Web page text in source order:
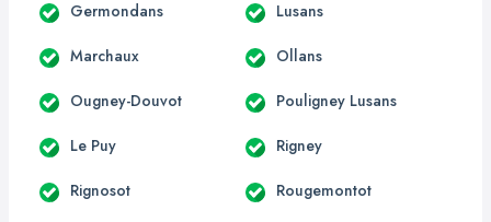
Germondans Lusans
Marchaux Ollans
Ougney-Douvot Pouligney Lusans
Le Puy Rigney
Rignosot Rougemontot